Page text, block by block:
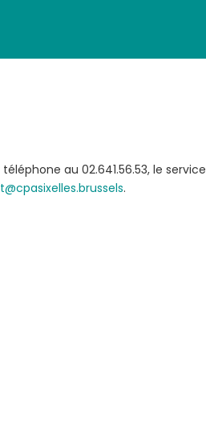
au 02.641.56.53, le service
.